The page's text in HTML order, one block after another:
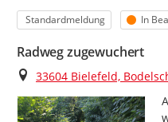
Kategorie
Standardmeldung Status
In
Radweg zugewuchert
Ort
33604 Bielefeld,